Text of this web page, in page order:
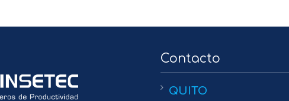
Contacto
QUITO